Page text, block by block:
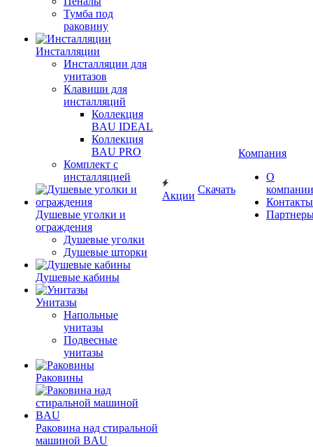
Тумба под
раковину
Инсталляции
Инсталляции для
унитазов
Клавиши для
инсталляций
Коллекция
BAU IDEAL
Коллекция
BAU PRO
Комплект с
инсталляцией
Душевые уголки и
ограждения
Душевые уголки
Душевые шторки
Душевые кабины
Унитазы
Напольные
унитазы
Подвесные
унитазы
Раковины
Раковина над стиральной
машиной BAU
Акции
Скачать
Компания
О
компании
Контакты